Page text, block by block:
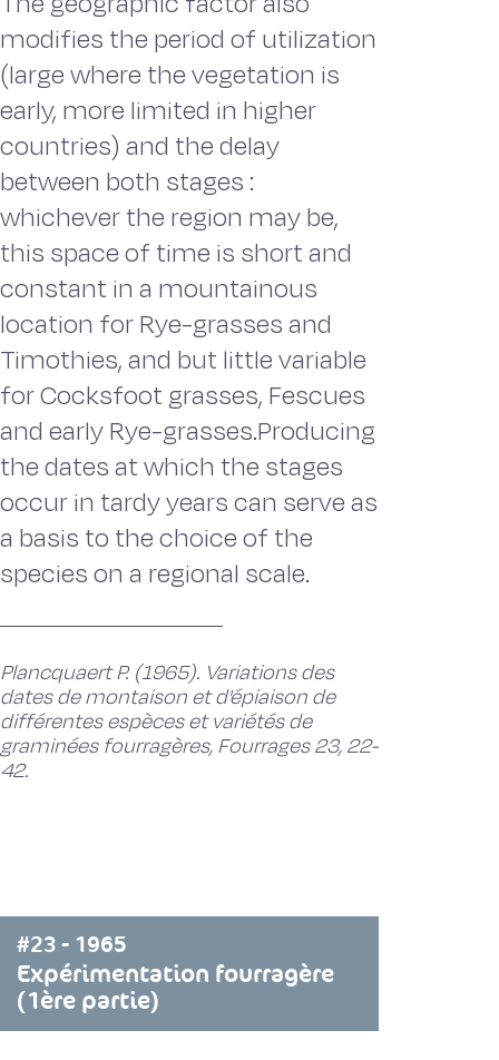
modifies the period of utilization
(large where the vegetation is
early, more limited in higher
countries) and the delay
between both stages :
whichever the region may be,
this space of time is short and
constant in a mountainous
location for Rye-grasses and
Timothies, and but little variable
for Cocksfoot grasses, Fescues
and early Rye-grasses.Producing
the dates at which the stages
occur in tardy years can serve as
a basis to the choice of the
species on a regional scale.
Plancquaert P. (1965). Variations des
dates de montaison et d'épiaison de
différentes espèces et variétés de
graminées fourragères, Fourrages 23, 22-
42.
#23 - 1965
Expérimentation fourragère
(1ère partie)